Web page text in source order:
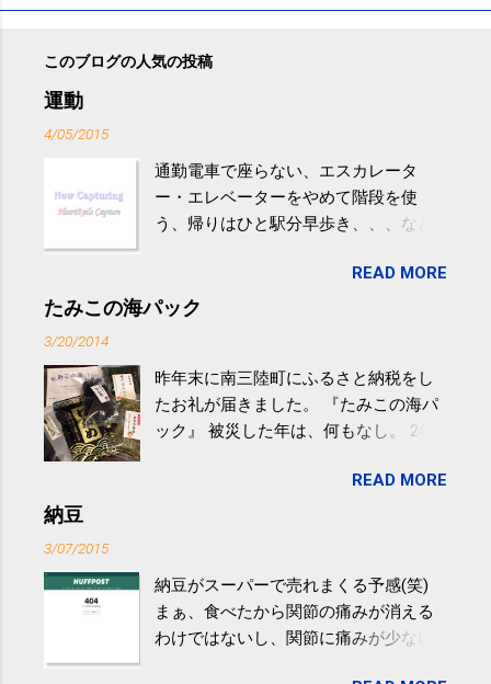
このブログの人気の投稿
運動
4/05/2015
通勤電車で座らない、エスカレータ
ー・エレベーターをやめて階段を使
う、帰りはひと駅分早歩き、、、など
やすい。 スポーツウェア・シューズで
するものだけが運動ではない。 食べ
けると改善する、との結果を筑波大の
研究チームが発表した。改善が期待で
きるのは、過度の飲酒が原因ではない
減らなくても効果があるという。 正田
波大「減量しなくても効果」 - ニュー
ス - アピタル（医療・健康）
READ MORE
たみこの海パック
3/20/2014
昨年末に南三陸町にふるさと納税をし
たお礼が届きました。 『たみこの海パ
ック』 被災した年は、何もなし。 2年
が『たみこの海パック』。 ボランティ
全く考えていなかったので、貰えると
少しづつ復興してる感が伝わってきて
嬉しいです。 あと、ふるさと納税が節
READ MORE
納豆
3/07/2015
納豆がスーパーで売れまくる予感(笑)
まぁ、食べたから関節の痛みが消える
わけではないし、関節に痛みが少ない